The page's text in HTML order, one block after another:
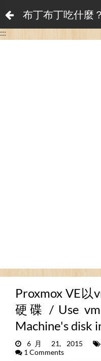
布丁布丁吃什麼？
:::
Proxmox VE以
硬碟 / Use
Machine's disk
6月 21, 2015
1 Comments